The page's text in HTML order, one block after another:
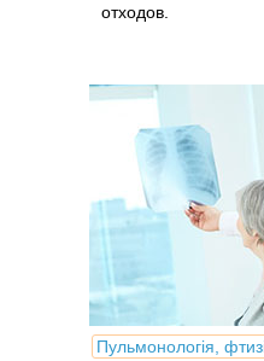
отходов.
Пульмонологія,